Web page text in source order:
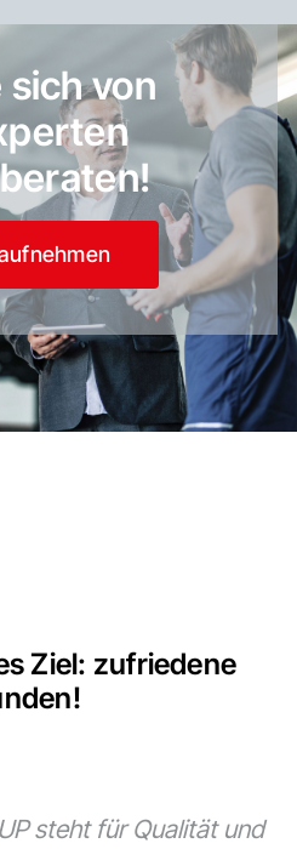
sich von
Ziel: zufriedene
steht für Qualität und